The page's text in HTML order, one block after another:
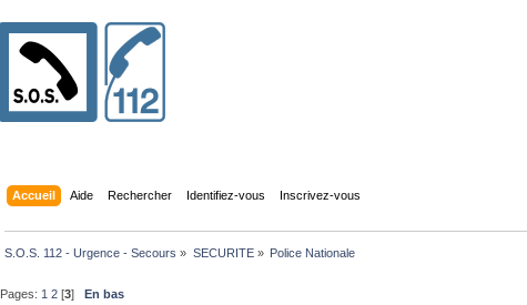
Accueil Aide Rechercher Identifiez-vous Inscrivez-vous
S.O.S. 112 - Urgence - Secours » SECURITE» Police Nationale
Pages: 1 2 [3]En bas